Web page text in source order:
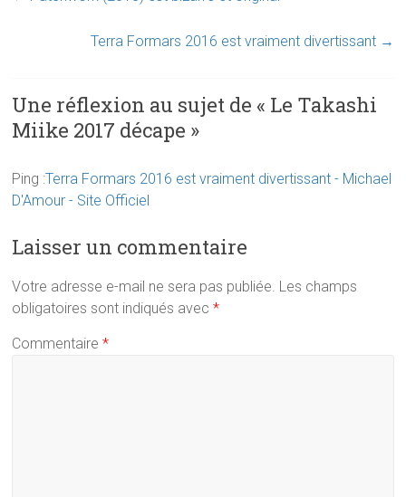
Terra Formars 2016 est vraiment divertissant →
Une réflexion au sujet de « Le Takashi
Miike 2017 décape »
Ping :Terra Formars 2016 est vraiment divertissant - Michael
D'Amour - Site Officiel
Laisser un commentaire
Votre adresse e-mail ne sera pas publiée. Les champs
obligatoires sont indiqués avec*
Commentaire*